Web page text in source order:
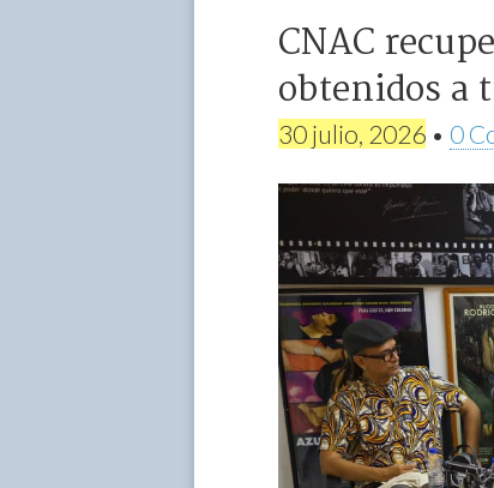
CNAC
obtenidos a
30 julio, 2026 • 0